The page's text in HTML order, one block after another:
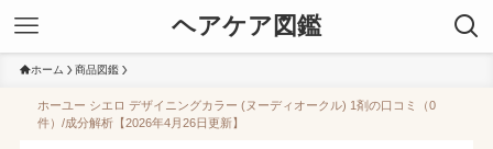
ヘアケア図鑑
ホーム 商品図鑑
ホーユー シエロ デザイニングカラー (ヌーディオークル) 1剤の口コミ（0
件）/成分解析【2026年4月26日更新】